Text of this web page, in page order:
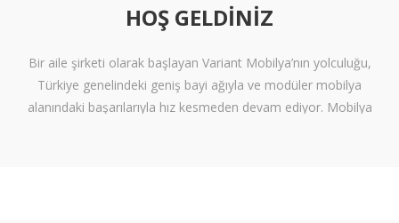
HOŞ GELDINIZ
Bir aile şirketi olarak başlayan Variant Mobilya’nın yolculuğu,
Türkiye genelindeki geniş bayi ağıyla ve modüler mobilya
alanındaki başarılarıyla hız kesmeden devam ediyor. Mobilya